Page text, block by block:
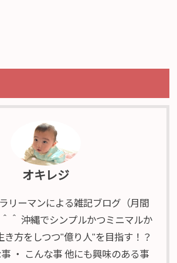
オキレジ
リーマンによる雑記ブログ（月間
＾ 沖縄でシンプルかつミニマルか
き方をしつつ"億り人"を目指す！？
・ こんな事 他にも興味のある事